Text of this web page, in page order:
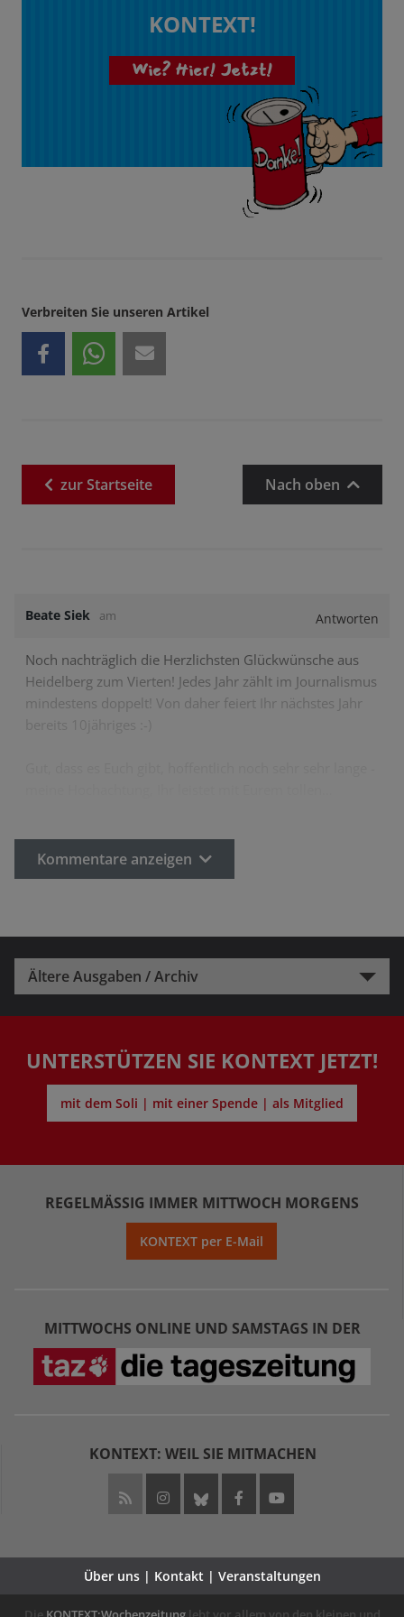
KONTEXT!
Wie? Hier! Jetzt!
Verbreiten Sie unseren Artikel
zurStartseite Nach oben
Beate Siek am Antworten
Noch nachträglich die Herzlichsten Glückwünsche aus
Heidelberg zum Vierten! Jedes Jahr zählt im Journalismus
mindestens doppelt! Von daher feiert Ihr nächstes Jahr
Kommentare anzeigen
Ältere Ausgaben / Archiv
UNTERSTÜTZEN SIE KONTEXT JETZT!
mit dem Soli | mit einer Spende | als Mitglied
REGELMÄSSIG IMMER MITTWOCH MORGENS
KONTEXT per E-Mail
MITTWOCHS ONLINE UND SAMSTAGS IN DER
KONTEXT: WEIL SIE MITMACHEN
Über uns | Kontakt | Veranstaltungen